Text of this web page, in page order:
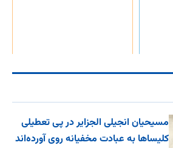
مسیحیان انجیلی الجزایر در پی تعطیلی
کلیساها به عبادت مخفیانه روی آورده‌اند